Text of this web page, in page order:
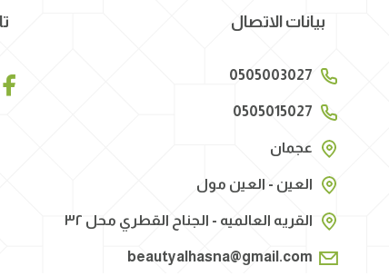
بيانات الاتصال
0505003027
0505015027
عجمان
العين - العين مول
القريه العالميه - الجناح القطري محل ٣٢
beautyalhasna@gmail.com